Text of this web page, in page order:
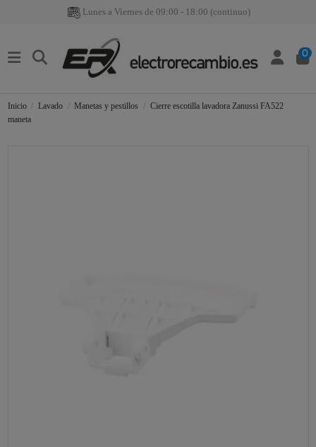
Lunes a Viernes de 09:00 - 18:00 (continuo)
0
Inicio Lavado Manetas y pestillos
Cierre escotilla lavadora Zanussi FA522
maneta